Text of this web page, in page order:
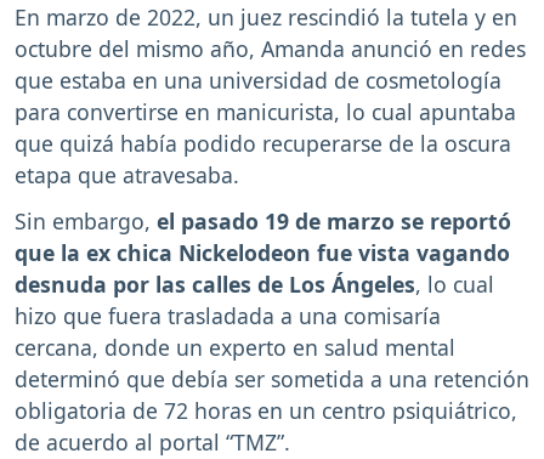
En marzo de 2022, un juez rescindió la tutela y en
octubre del mismo año, Amanda anunció en redes
que estaba en una universidad de cosmetología
para convertirse en manicurista, lo cual apuntaba
que quizá había podido recuperarse de la oscura
etapa que atravesaba.
Sin embargo, el pasado 19 de marzo se reportó
que la ex chica Nickelodeon fue vista vagando
desnuda por las calles de Los Ángeles, lo cual
hizo que fuera trasladada a una comisaría
cercana, donde un experto en salud mental
determinó que debía ser sometida a una retención
obligatoria de 72 horas en un centro psiquiátrico,
de acuerdo al portal “TMZ”.